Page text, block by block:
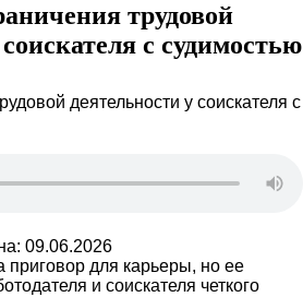
трудовой
с судимостью
09.06.2026
приговор для карьеры, но ее
и соискателя четкого